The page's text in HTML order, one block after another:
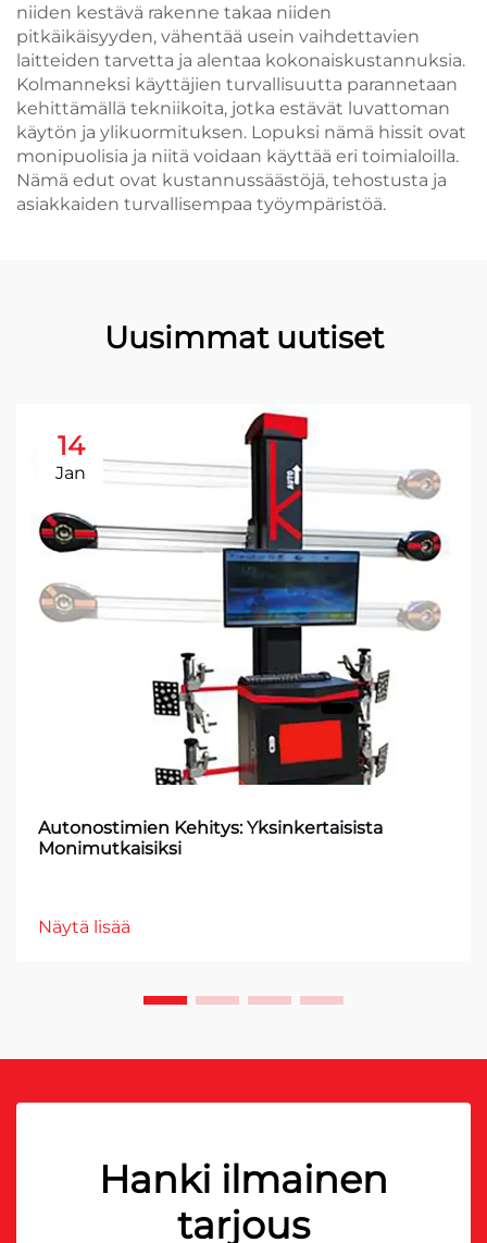
niiden kestävä rakenne takaa niiden
pitkäikäisyyden, vähentää usein vaihdettavien
laitteiden tarvetta ja alentaa kokonaiskustannuksia.
Kolmanneksi käyttäjien turvallisuutta parannetaan
kehittämällä tekniikoita, jotka estävät luvattoman
käytön ja ylikuormituksen. Lopuksi nämä hissit ovat
monipuolisia ja niitä voidaan käyttää eri toimialoilla.
Nämä edut ovat kustannussäästöjä, tehostusta ja
asiakkaiden turvallisempaa työympäristöä.
Uusimmat uutiset
14
Jan
Autonostimien Kehitys: Yksinkertaisista
Monimutkaisiksi
Näytä lisää
Hanki ilmainen
tarjous